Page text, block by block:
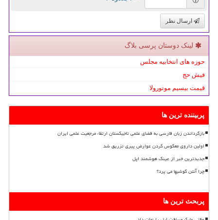
ارسال نظر
لینک دوستان پرسی بلاگ
حوزه های انتخابیه مجلس
فیش حج
قیمت بیسیم موتورولا
پربیننده ترین ها
بازگرداندن زبان فارسی به فضای علمی تاجیکستان ارتقاء مرجعیت علمی ایران
اولین داروی معکوس کردن عوارض پیری تزریق شد
جدیدترین خبر از عینک هوشمند اپل
چرا آنتن گوشیها می پرد؟
پربحث ترین ها